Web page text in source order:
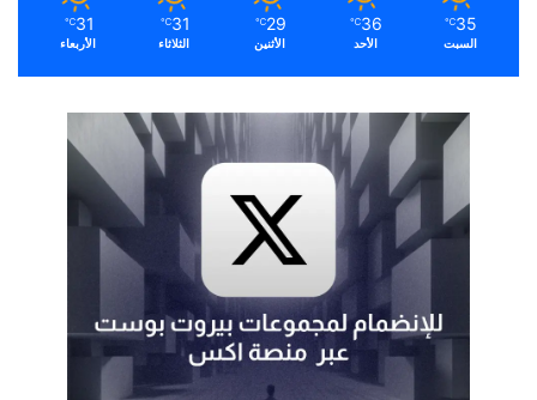
35
℃
السبت
36
℃
الأحد
29
℃
الأثنين
31
℃
الثلاثاء
31
℃
الأربعاء